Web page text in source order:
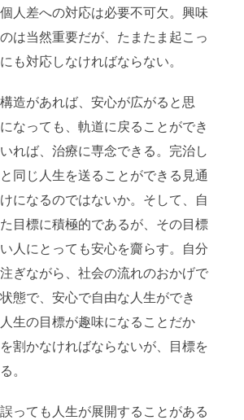
人差への対応は必要不可欠。興味
は当然重要だが、たまたま起こっ
も対応しなければならない。
造があれば、安心が広がると思
なっても、軌道に戻ることができ
れば、治療に専念できる。完治し
同じ人生を送ることができる見通
になるのではないか。そして、自
目標に積極的であるが、その目標
人にとっても安心を齎らす。自分
ぎながら、社会の流れのおかげで
態で、安心で自由な人生ができ
生の目標が趣味になることだか
割かなければならないが、目標を
。
っても人生が展開することがある